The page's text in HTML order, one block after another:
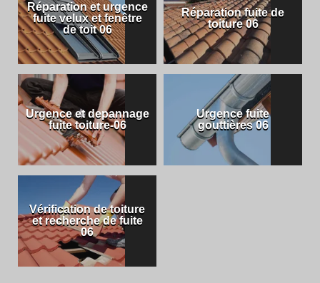
Réparation et urgence
fuite velux et fenêtre
de toit 06
Réparation fuite de
toiture 06
Urgence et depannage
fuite toiture-06
Urgence fuite
gouttières 06
Vérification de toiture
et recherche de fuite
06